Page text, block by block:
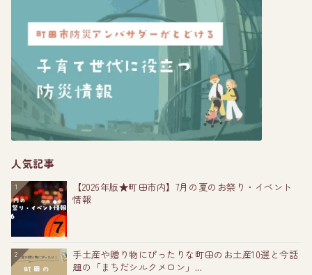
人気記事
1
【2026年版★町田市内】7月の夏のお祭り・イベント
情報
2
手土産や贈り物にぴったりな町田のお土産10選と今話
題の「まちだシルクメロン」...